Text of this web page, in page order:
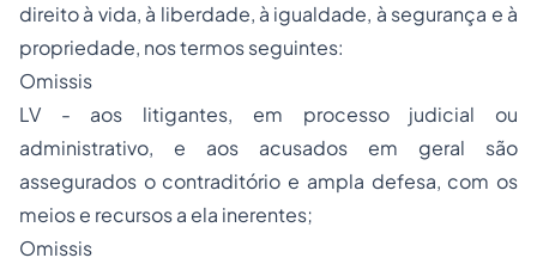
direito à vida, à liberdade, à igualdade, à segurança e à
propriedade, nos termos seguintes:
Omissis
LV - aos litigantes, em processo judicial ou
administrativo, e aos acusados em geral são
assegurados o contraditório e ampla defesa, com os
meios e recursos a ela inerentes;
Omissis